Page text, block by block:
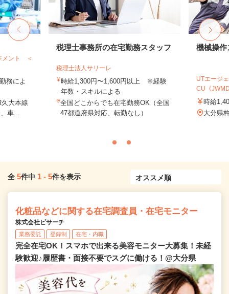
メント ＜
務によ
大本線
車...
税理士事務所の在宅勤務スタッフ
税理士法人サリーレ
時給1,300円〜1,600円以上 ※経験
年数・スキルによる
全国どこからでも在宅勤務OK（全国
47都道府県対応、転勤なし）
機械操作
UTエージ
CU《
時給
大分県
全 5件中 1 - 5件を表示
化粧品などに関する在宅調査員・在宅モニター
株式会社ビサーチ
業務委託 登録制 在宅・内職
完全在宅OK！スマホで出来る美容モニター大募集！未経
験歓迎♪履歴書・面接不要でスグに働ける！@大分県